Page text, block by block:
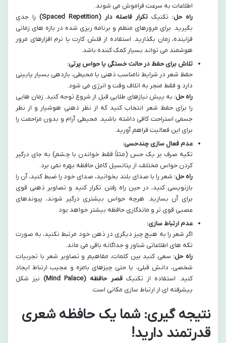
اطلاعات به سرعت فراموش می شوند.
راه حل: تکنیک تکرار فاصله دار (Spaced Repetition)
را جدی
بگیرید. برای مرورهای منظم و برنامه ریزی شده در بازه های زمانی
فزاینده، زمان بگذارید. استفاده از فلش کارت یا نرم افزارهای مرور
هوشمند می تواند بسیار کمک کننده باشد.
تلاش برای حفظ در حالت خستگی یا حواس پرتی:
حفظ شعر در شرایط نامناسب ذهنی یا محیطی، بازدهی بسیار پایینی
دارد و فقط منجر به اتلاف وقت و انرژی می شود.
راه حل: به پیش نیازهای طلایی قبل از شروع توجه کنید. زمان هایی
را برای حفظ شعر انتخاب کنید که از نظر ذهنی هوشیار و از نظر
جسمی استراحت کافی داشته باشید. محیطی آرام و بدون مزاحمت را
برای این فعالیت فراهم آورید.
عدم فعال سازی چندحسی:
تکیه صرف بر یک حس (مثلاً فقط خواندن با چشم) به جای درگیر
کردن حواس مختلف، از پتانسیل کامل حافظه بهره نمی برد.
راه حل: شعر را با صدای بلند بخوانید، صدای خود را ضبط کنید، آن را
بازنویسی کنید، در حین راه رفتن تکرار کنید و تصاویر ذهنی قوی
برای آن بسازید. هرچه حواس بیشتری درگیر شوند، پیوندهای
عصبی قوی تر و ماندگاری حافظه بیشتر خواهد بود.
عدم ارتباط سازی:
اگر شعر را به هیچ چیز دیگری در ذهن خود مرتبط نکنید، به صورت
تکه های اطلاعاتی شناور و جداگانه باقی می ماند.
راه حل: سعی کنید بین کلمات، مفاهیم و تصاویر شعر با تجربیات
شخصی، دانش قبلی، یا حتی چیزهای بامزه و عجیب ارتباط ایجاد
کنید. استفاده از تکنیکقصر حافظه (Mind Palace)
نیز شکل
پیشرفته ای از ارتباط سازی مکانی است.
نتیجه گیری: شما یک حافظه شعری
قدرتمند دارید!